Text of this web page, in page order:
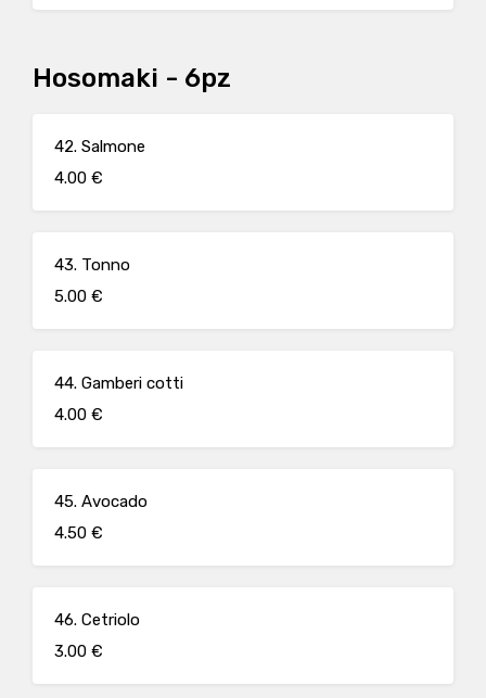
Hosomaki - 6pz
42. Salmone
4.00 €
43. Tonno
5.00 €
44. Gamberi cotti
4.00 €
45. Avocado
4.50 €
46. Cetriolo
3.00 €